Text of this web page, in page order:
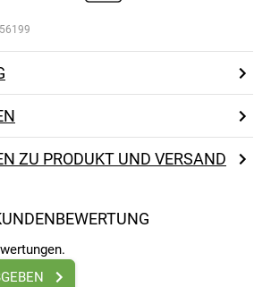
ZU PRODUKT UND VERSAND